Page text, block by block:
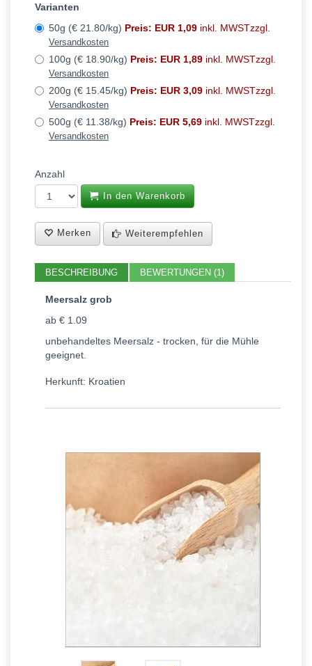
Varianten
50g (€ 21.80/kg) Preis: EUR 1,09 inkl. MWSTzzgl.
Versandkosten
100g (€ 18.90/kg) Preis: EUR 1,89 inkl. MWSTzzgl.
Versandkosten
200g (€ 15.45/kg) Preis: EUR 3,09 inkl. MWSTzzgl.
Versandkosten
500g (€ 11.38/kg) Preis: EUR 5,69 inkl. MWSTzzgl.
Versandkosten
Anzahl
In den Warenkorb
Merken Weiterempfehlen
BESCHREIBUNG BEWERTUNGEN (1)
Meersalz grob
ab € 1.09
unbehandeltes Meersalz - trocken, für die Mühle
geeignet.
Herkunft: Kroatien